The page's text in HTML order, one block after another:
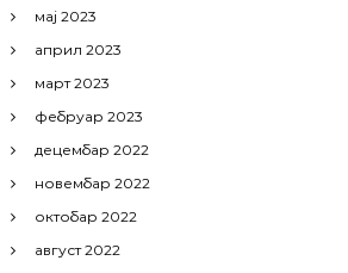
мај 2023
април 2023
март 2023
фебруар 2023
децембар 2022
новембар 2022
октобар 2022
август 2022